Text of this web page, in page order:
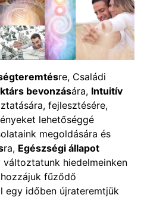
re, Családi
bevonzására, Intuitív
fejlesztésére,
lehetőséggé
megoldására és
ra, Egészségi állapot
változtatunk hiedelmeinken
fűződő
egy időben újrateremtjük